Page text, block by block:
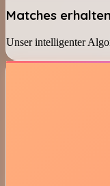
Matches erhalten
Unser intelligenter